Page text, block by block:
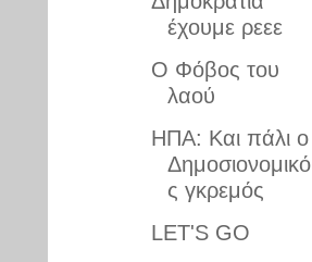
έχουμε ρεεε
Ο Φόβος του
λαού
ΗΠΑ: Και πάλι ο
Δημοσιονομικό
ς γκρεμός
LET'S GO